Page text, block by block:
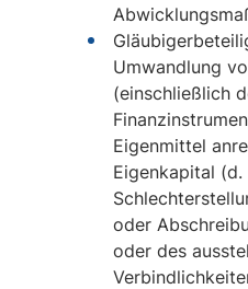
Umwandlung
(einschließlich
Eigenmittel
Eigenkapital (d.
oder
oder des